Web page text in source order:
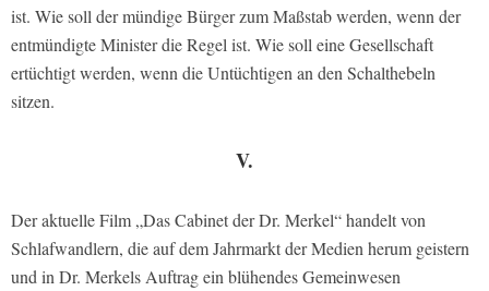
ist. Wie soll der mündige Bürger zum Maßstab werden, wenn der
entmündigte Minister die Regel ist. Wie soll eine Gesellschaft
ertüchtigt werden, wenn die Untüchtigen an den Schalthebeln
sitzen.
V.
Der aktuelle Film „Das Cabinet der Dr. Merkel“ handelt von
Schlafwandlern, die auf dem Jahrmarkt der Medien herum geistern
und in Dr. Merkels Auftrag ein blühendes Gemeinwesen